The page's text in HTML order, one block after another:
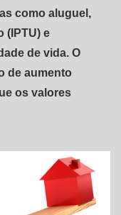
como aluguel,
(IPTU) e
de vida. O
de aumento
os valores